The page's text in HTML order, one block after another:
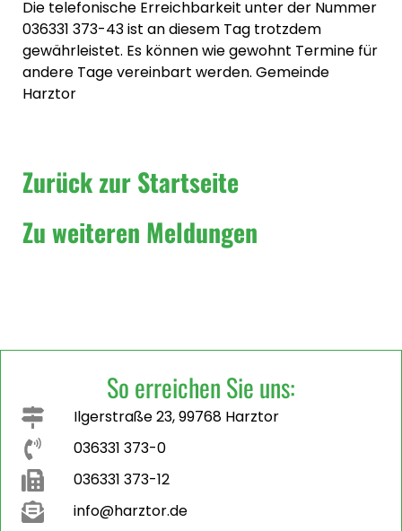
Die telefonische Erreichbarkeit unter der Nummer
036331 373-43 ist an diesem Tag trotzdem
gewährleistet. Es können wie gewohnt Termine für
andere Tage vereinbart werden. Gemeinde
Harztor
Zurück zur Startseite
Zu weiteren Meldungen
So erreichen Sie uns:
Ilgerstraße 23, 99768 Harztor
036331 373-0
036331 373-12
info@harztor.de